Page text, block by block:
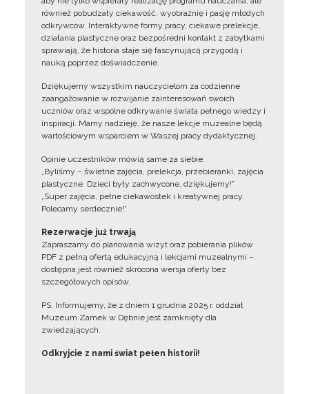
również pobudzały ciekawość, wyobraźnię i pasję młodych
odkrywców. Interaktywne formy pracy, ciekawe prelekcje,
działania plastyczne oraz bezpośredni kontakt z zabytkami
sprawiają, że historia staje się fascynującą przygodą i
nauką poprzez doświadczenie.
Dziękujemy wszystkim nauczycielom za codzienne
zaangażowanie w rozwijanie zainteresowań swoich
uczniów oraz wspólne odkrywanie świata pełnego wiedzy i
inspiracji. Mamy nadzieję, że nasze lekcje muzealne będą
wartościowym wsparciem w Waszej pracy dydaktycznej.
Opinie uczestników mówią same za siebie:
„Byliśmy – świetne zajęcia, prelekcja, przebieranki, zajęcia
plastyczne. Dzieci były zachwycone, dziękujemy!”
„Super zajęcia, pełne ciekawostek i kreatywnej pracy.
Polecamy serdecznie!”
Rezerwacje już trwają
Zapraszamy do planowania wizyt oraz pobierania plików
PDF z pełną ofertą edukacyjną i lekcjami muzealnymi –
dostępna jest również skrócona wersja oferty bez
szczegółowych opisów.
PS. Informujemy, że z dniem 1 grudnia 2025 r. oddział
Muzeum Zamek w Dębnie jest zamknięty dla
zwiedzających.
Odkryjcie z nami świat pełen historii!